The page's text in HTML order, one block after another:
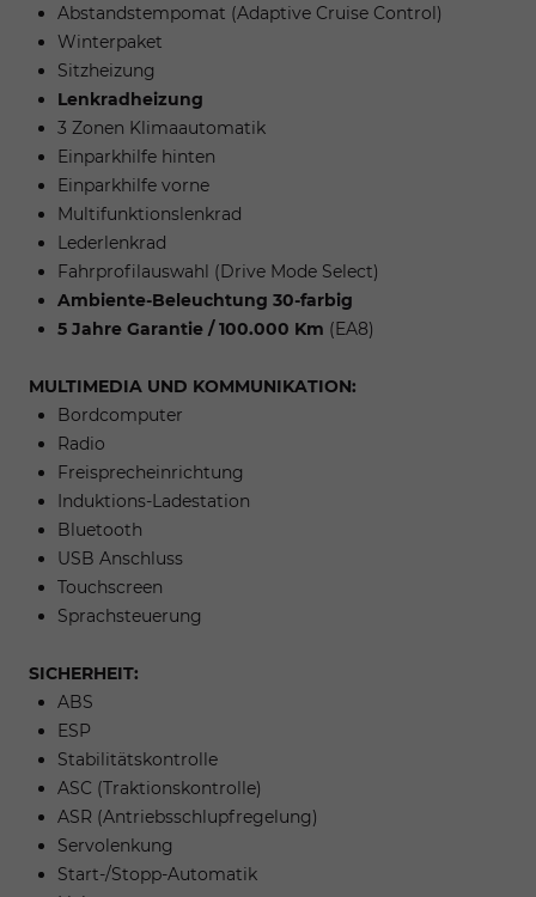
Abstandstempomat (Adaptive Cruise Control)
Winterpaket
Sitzheizung
Lenkradheizung
3 Zonen Klimaautomatik
Einparkhilfe hinten
Einparkhilfe vorne
Multifunktionslenkrad
Lederlenkrad
Fahrprofilauswahl (Drive Mode Select)
Ambiente-Beleuchtung 30-farbig
5 Jahre Garantie / 100.000 Km (EA8)
MULTIMEDIA UND KOMMUNIKATION:
Bordcomputer
Radio
Freisprecheinrichtung
Induktions-Ladestation
Bluetooth
USB Anschluss
Touchscreen
Sprachsteuerung
SICHERHEIT:
ABS
ESP
Stabilitätskontrolle
ASC (Traktionskontrolle)
ASR (Antriebsschlupfregelung)
Servolenkung
Start-/Stopp-Automatik